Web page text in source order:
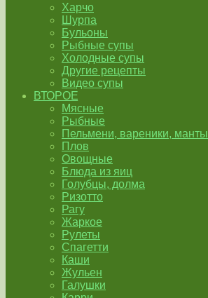
Харчо
Шурпа
Бульоны
Рыбные супы
Холодные супы
Другие рецепты
Видео супы
ВТОРОЕ
Мясные
Рыбные
Пельмени, вареники, манты
Плов
Овощные
Блюда из яиц
Голубцы, долма
Ризотто
Рагу
Жаркое
Рулеты
Спагетти
Каши
Жульен
Галушки